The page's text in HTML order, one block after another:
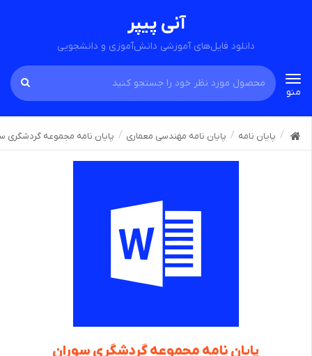
آنی پیپر
دانلود فایل‌های آموزشی دانش‌آموزی و دانشجویی
Toggle
navigation
منو
پایان نامه پایان نامه مهندسی معماری پایان نامه مجموعه گردشگری
پایان نامه مجموعه گردشگری سوران